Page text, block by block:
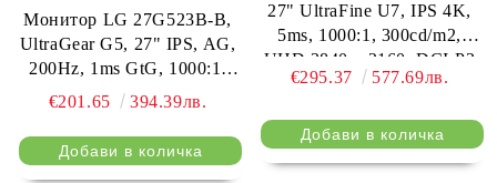
Монитор LG 27G523B-B,
UltraGear G5, 27" IPS, AG,
200Hz, 1ms GtG, 1000:1,
300cd/m2, sRGB 95%, Full
AMD FreeSync, DisplayPort,
Headphone Out, Reader
€201.65 394.39лв.
27" UltraFine U7, IPS 4K,
5ms, 1000:1, 300cd/m2,
UHD 3840 x 2160, DCI-P3
90%, HDR 10, HDMI,
Tilt, Headphone Out, LG
€295.37 577.69лв.